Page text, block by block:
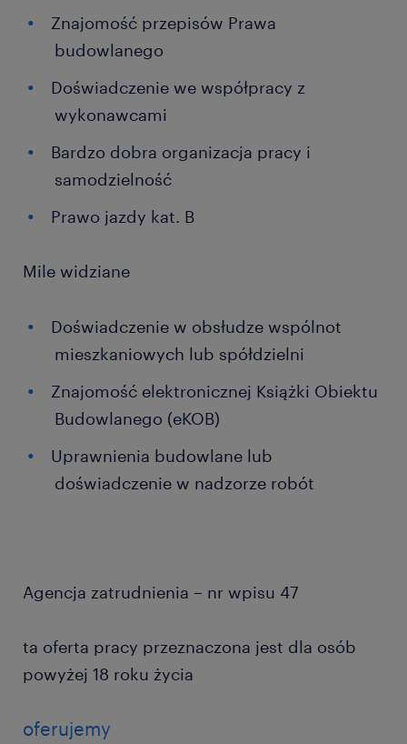
Znajomość przepisów Prawa
budowlanego
Doświadczenie we współpracy z
wykonawcami
Bardzo dobra organizacja pracy i
samodzielność
Prawo jazdy kat. B
Mile widziane
Doświadczenie w obsłudze wspólnot
mieszkaniowych lub spółdzielni
Znajomość elektronicznej Książki Obiektu
Budowlanego (eKOB)
Uprawnienia budowlane lub
doświadczenie w nadzorze robót
Agencja zatrudnienia – nr wpisu 47
ta oferta pracy przeznaczona jest dla osób
powyżej 18 roku życia
oferujemy